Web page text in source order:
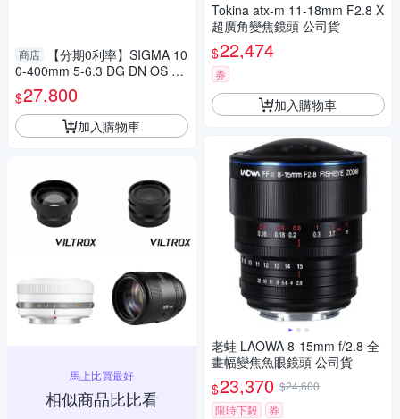
商店
【分期0利率】SIGMA 10
0-400mm 5-6.3 DG DN OS Co
ntemporary for X mount 恆伸
公司貨 飛羽 追星 棒球 必備
$27,800
加入購物車
馬上比買最好
相似商品比比看
Tokina atx-m 11-18mm F2.8 X
超廣角變焦鏡頭 公司貨
$22,474
券
加入購物車
老蛙 LAOWA 8-15mm f/2.8 全
畫幅變焦魚眼鏡頭 公司貨
$23,370 $24,600
限時下殺
券